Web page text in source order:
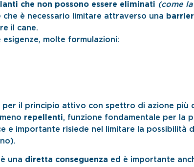
che non possono essere eliminati (come
che è necessario limitare attraverso una
il cane.
molte formulazioni:
il principio attivo con spettro di azione più
repellenti, funzione fondamentale per la
e importante risiede nel limitare la possibilità
è una diretta conseguenza ed è importante